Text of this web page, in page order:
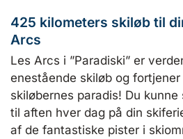
425 kilometers skiløb til
Arcs
Les Arcs i ”Paradiski” er
enestående skiløb og
skiløbernes paradis! Du
til aften hver dag på din
af de fantastiske pister i